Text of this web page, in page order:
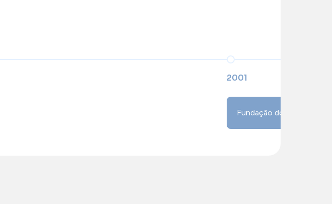
2001
Fundação do Grupo